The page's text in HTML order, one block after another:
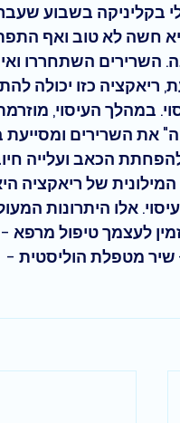
בקליניקה בשבוע
חשה לא טוב ואף
השרירים השתחררו
ריאקציה כזו יכולה
במהלך העיסוי,
את השרירים
הכאב ועלייה
של ריאקציה
אלו היתרונות
לעצמך טיפול מרפא -